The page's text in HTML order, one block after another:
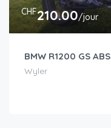
CHF210.00/jour
BMW R1200 GS ABS
Wyler